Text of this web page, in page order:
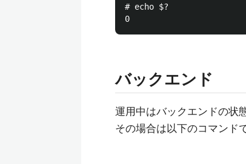
# echo $?
バックエンド
運用中はバックエンドの状
その場合は以下のコマンド